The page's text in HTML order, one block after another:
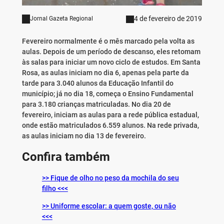
Jornal Gazeta Regional 4 de fevereiro de 2019
Fevereiro normalmente é o mês marcado pela volta as
aulas. Depois de um período de descanso, eles retomam
às salas para iniciar um novo ciclo de estudos. Em Santa
Rosa, as aulas iniciam no dia 6, apenas pela parte da
tarde para 3.040 alunos da Educação Infantil do
município; já no dia 18, começa o Ensino Fundamental
para 3.180 crianças matriculadas. No dia 20 de
fevereiro, iniciam as aulas para a rede pública estadual,
onde estão matriculados 6.559 alunos. Na rede privada,
as aulas iniciam no dia 13 de fevereiro.
Confira também
>> Fique de olho no peso da mochila do seu
filho <<<
>> Uniforme escolar: a quem goste, ou não
<<<